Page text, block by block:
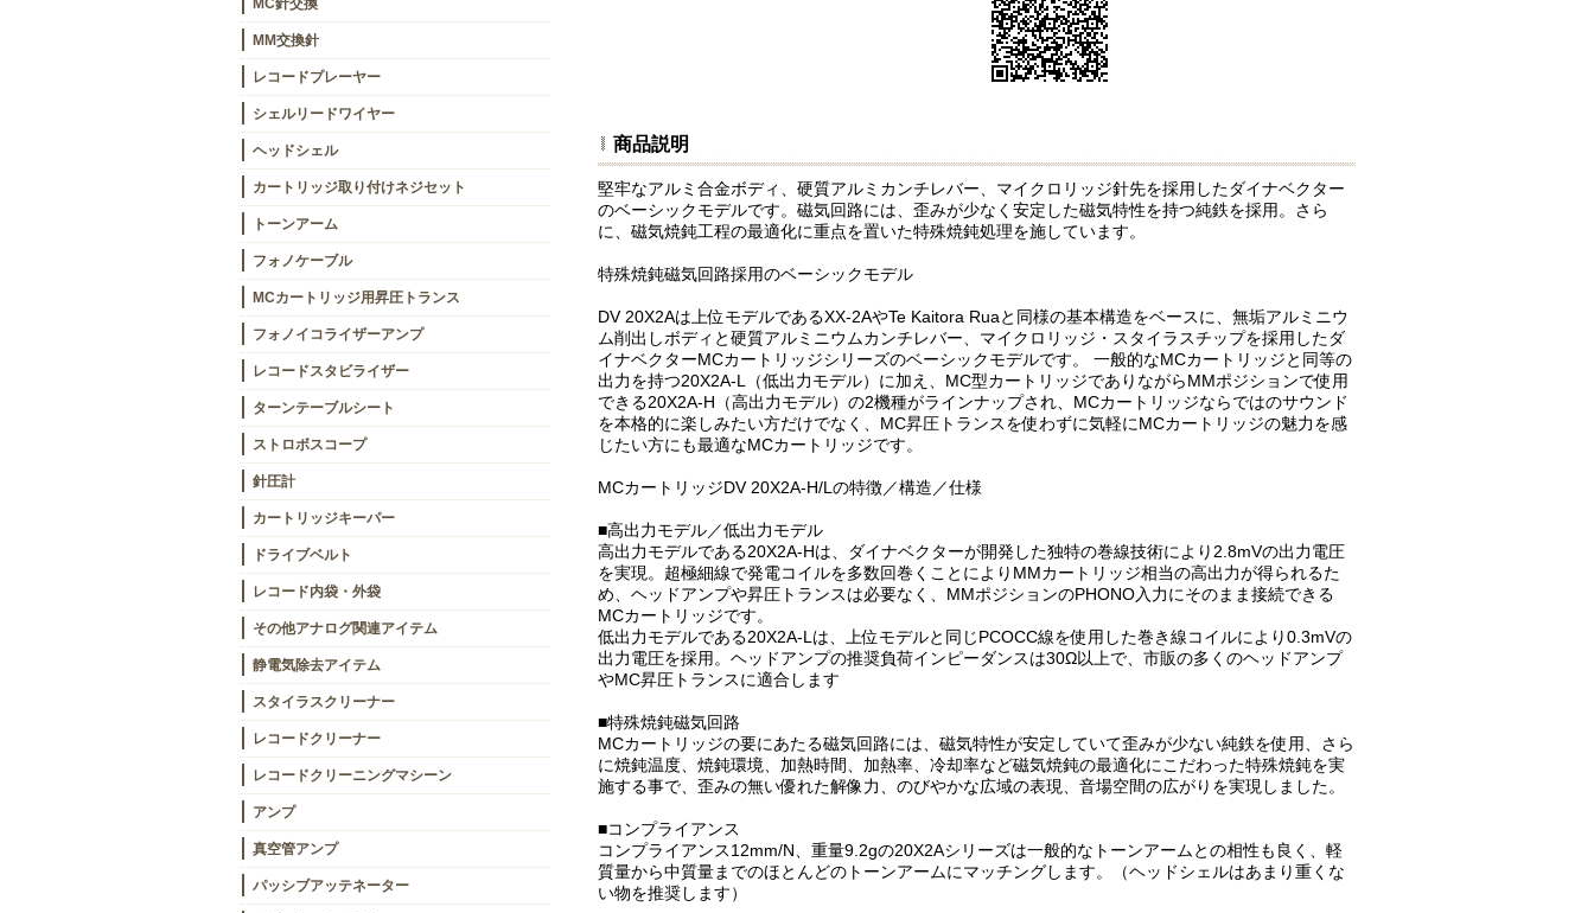
MC針交換
MM交換針
レコードプレーヤー
シェルリードワイヤー
ヘッドシェル
カートリッジ取り付けネジセット
トーンアーム
フォノケーブル
MCカートリッジ用昇圧トランス
フォノイコライザーアンプ
レコードスタビライザー
ターンテーブルシート
ストロボスコープ
針圧計
カートリッジキーパー
ドライブベルト
レコード内袋・外袋
その他アナログ関連アイテム
静電気除去アイテム
スタイラスクリーナー
レコードクリーナー
レコードクリーニングマシーン
アンプ
真空管アンプ
パッシブアッテネーター
商品説明
堅牢なアルミ合金ボディ、硬質アルミカンチレバー、マイクロリッジ針先を採用したダイナベクター
のベーシックモデルです。磁気回路には、歪みが少なく安定した磁気特性を持つ純鉄を採用。さら
に、磁気焼鈍工程の最適化に重点を置いた特殊焼鈍処理を施しています。
特殊焼鈍磁気回路採用のベーシックモデル
DV 20X2Aは上位モデルであるXX-2AやTe Kaitora Ruaと同様の基本構造をベースに、無垢アルミニウ
ム削出しボディと硬質アルミニウムカンチレバー、マイクロリッジ・スタイラスチップを採用したダ
イナベクターMCカートリッジシリーズのベーシックモデルです。 一般的なMCカートリッジと同等の
出力を持つ20X2A-L（低出力モデル）に加え、MC型カートリッジでありながらMMポジションで使用
できる20X2A-H（高出力モデル）の2機種がラインナップされ、MCカートリッジならではのサウンド
を本格的に楽しみたい方だけでなく、MC昇圧トランスを使わずに気軽にMCカートリッジの魅力を感
じたい方にも最適なMCカートリッジです。
MCカートリッジDV 20X2A-H/Lの特徴／構造／仕様
■高出力モデル／低出力モデル
高出力モデルである20X2A-Hは、ダイナベクターが開発した独特の巻線技術により2.8mVの出力電圧
を実現。超極細線で発電コイルを多数回巻くことによりMMカートリッジ相当の高出力が得られるた
め、ヘッドアンプや昇圧トランスは必要なく、MMポジションのPHONO入力にそのまま接続できる
MCカートリッジです。
低出力モデルである20X2A-Lは、上位モデルと同じPCOCC線を使用した巻き線コイルにより0.3mVの
出力電圧を採用。ヘッドアンプの推奨負荷インピーダンスは30Ω以上で、市販の多くのヘッドアンプ
やMC昇圧トランスに適合します
■特殊焼鈍磁気回路
MCカートリッジの要にあたる磁気回路には、磁気特性が安定していて歪みが少ない純鉄を使用、さら
に焼鈍温度、焼鈍環境、加熱時間、加熱率、冷却率など磁気焼鈍の最適化にこだわった特殊焼鈍を実
施する事で、歪みの無い優れた解像力、のびやかな広域の表現、音場空間の広がりを実現しました。
■コンプライアンス
コンプライアンス12mm/N、重量9.2gの20X2Aシリーズは一般的なトーンアームとの相性も良く、軽
質量から中質量までのほとんどのトーンアームにマッチングします。（ヘッドシェルはあまり重くな
い物を推奨します）